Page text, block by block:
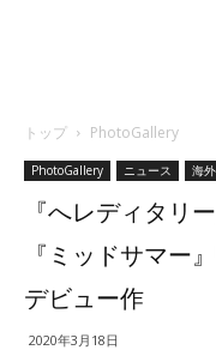
トップ PhotoGallery
PhotoGallery ニュース 海外
『へレディタリ
『ミッドサマー
デビュー作
2020年3月18日